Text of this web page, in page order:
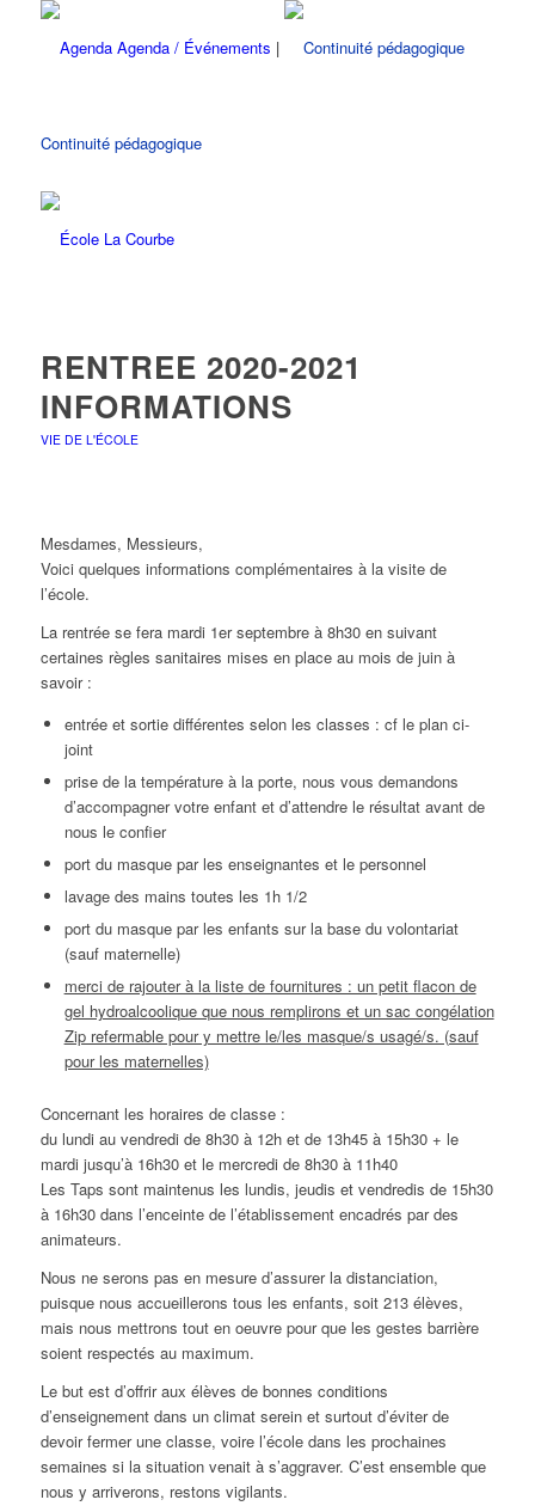
Agenda / Événements |
Continuité pédagogique
RENTREE 2020-2021
INFORMATIONS
VIE DE L'ÉCOLE
Mesdames, Messieurs,
Voici quelques informations complémentaires à la visite de
l’école.
La rentrée se fera mardi 1er septembre à 8h30 en suivant
certaines règles sanitaires mises en place au mois de juin à
savoir :
entrée et sortie différentes selon les classes : cf le plan ci-
joint
prise de la température à la porte, nous vous demandons
d’accompagner votre enfant et d’attendre le résultat avant de
nous le confier
port du masque par les enseignantes et le personnel
lavage des mains toutes les 1h 1/2
port du masque par les enfants sur la base du volontariat
(sauf maternelle)
merci de rajouter à la liste de fournitures : un petit flacon de
gel hydroalcoolique que nous remplirons et un sac congélation
Zip refermable pour y mettre le/les masque/s usagé/s. (sauf
pour les maternelles)
Concernant les horaires de classe :
du lundi au vendredi de 8h30 à 12h et de 13h45 à 15h30 + le
mardi jusqu’à 16h30 et le mercredi de 8h30 à 11h40
Les Taps sont maintenus les lundis, jeudis et vendredis de 15h30
à 16h30 dans l’enceinte de l’établissement encadrés par des
animateurs.
Nous ne serons pas en mesure d’assurer la distanciation,
puisque nous accueillerons tous les enfants, soit 213 élèves,
mais nous mettrons tout en oeuvre pour que les gestes barrière
soient respectés au maximum.
Le but est d’offrir aux élèves de bonnes conditions
d’enseignement dans un climat serein et surtout d’éviter de
devoir fermer une classe, voire l’école dans les prochaines
semaines si la situation venait à s’aggraver. C’est ensemble que
nous y arriverons, restons vigilants.